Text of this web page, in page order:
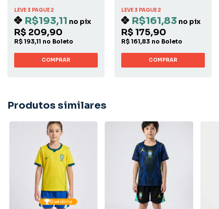
LEVE 3 PAGUE 2
R$193,11 no pix
R$ 209,90
R$ 193,11 no Boleto
COMPRAR
LEVE 3 PAGUE 2
R$161,83 no pix
R$ 175,90
R$ 161,83 no Boleto
COMPRAR
Produtos similares
Queridinha